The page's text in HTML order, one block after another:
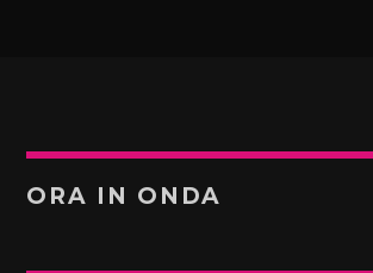
ORA IN ONDA